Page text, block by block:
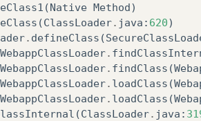
(Native Method)
(ClassLoader. java : 620)
. defineClass (
WebappClassLoader.
WebappClassLoader. findClass (
WebappClassLoader. loadClass (
WebappClassLoader. loadClass (
(ClassLoader. java :